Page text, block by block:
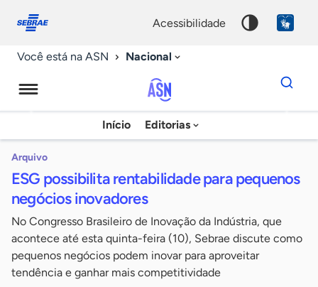
conosco
acessibilidade
Você está na ASN Nacional
Agência
Sebrae
Notícias
Início Editorias
Dados
para
chave
Arquivo
ESG possibilita rentabilidade para pequenos
negócios inovadores
No Congresso Brasileiro de Inovação da Indústria, que
acontece até esta quinta-feira (10), Sebrae discute como
pequenos negócios podem inovar para aproveitar
tendência e ganhar mais competitividade